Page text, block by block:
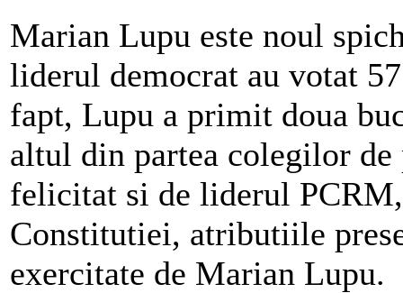
Marian Lupu este noul
liderul democrat au votat
fapt, Lupu a primit doua
altul din partea colegilor
felicitat si de liderul
Constitutiei, atributiile
exercitate de Marian Lupu.